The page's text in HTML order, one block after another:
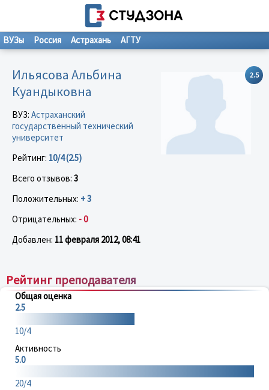
ВУЗы Россия Астрахань АГТУ
2.5
Ильясова Альбина
Куандыковна
ВУЗ: Астраханский
государственный технический
университет
Рейтинг: 10/4 (2.5)
Всего отзывов: 3
Положительных: + 3
Отрицательных: - 0
Добавлен: 11 февраля 2012, 08:41
Рейтинг преподавателя
Общая оценка
2.5
10/4
Активность
5.0
20/4